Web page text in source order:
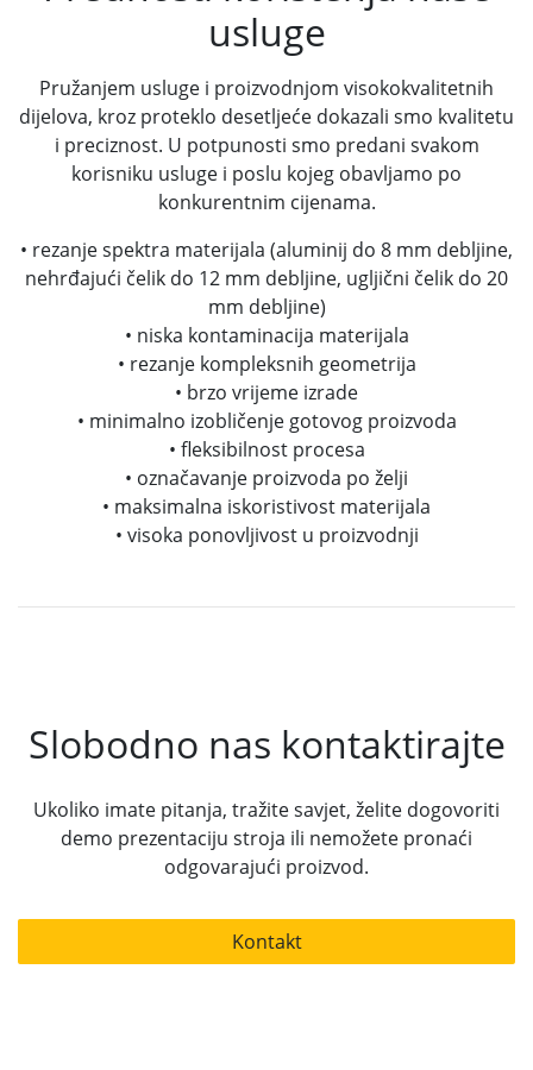
usluge
Pružanjem usluge i proizvodnjom visokokvalitetnih
dijelova, kroz proteklo desetljeće dokazali smo kvalitetu
i preciznost. U potpunosti smo predani svakom
korisniku usluge i poslu kojeg obavljamo po
konkurentnim cijenama.
• rezanje spektra materijala (aluminij do 8 mm debljine,
nehrđajući čelik do 12 mm debljine, ugljični čelik do 20
mm debljine)
• niska kontaminacija materijala
• rezanje kompleksnih geometrija
• brzo vrijeme izrade
• minimalno izobličenje gotovog proizvoda
• fleksibilnost procesa
• označavanje proizvoda po želji
• maksimalna iskoristivost materijala
• visoka ponovljivost u proizvodnji
Slobodno nas kontaktirajte
Ukoliko imate pitanja, tražite savjet, želite dogovoriti
demo prezentaciju stroja ili nemožete pronaći
odgovarajući proizvod.
Kontakt